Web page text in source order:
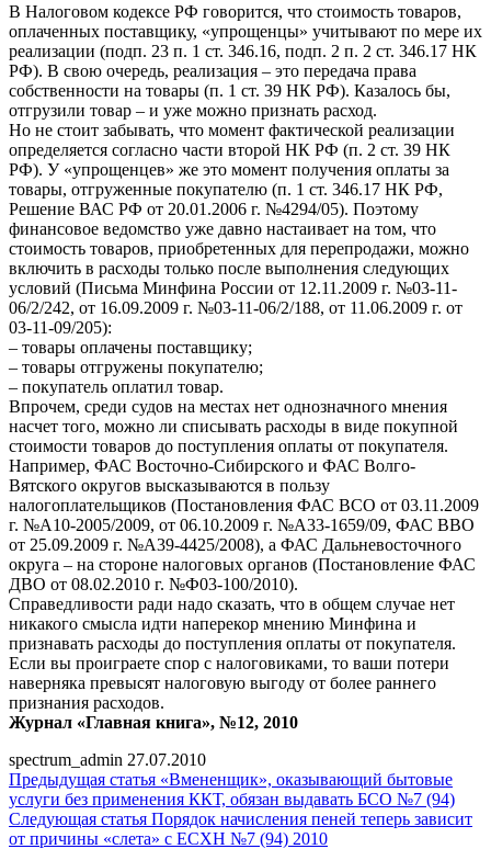
В Налоговом кодексе РФ говорится, что стоимость товаров,
оплаченных поставщику, «упрощенцы» учитывают по мере их
реализации (подп. 23 п. 1 ст. 346.16, подп. 2 п. 2 ст. 346.17 НК
РФ). В свою очередь, реализация – это передача права
собственности на товары (п. 1 ст. 39 НК РФ). Казалось бы,
отгрузили товар – и уже можно признать расход.
Но не стоит забывать, что момент фактической реализации
определяется согласно части второй НК РФ (п. 2 ст. 39 НК
РФ). У «упрощенцев» же это момент получения оплаты за
товары, отгруженные покупателю (п. 1 ст. 346.17 НК РФ,
Решение ВАС РФ от 20.01.2006 г. №4294/05). Поэтому
финансовое ведомство уже давно настаивает на том, что
стоимость товаров, приобретенных для перепродажи, можно
включить в расходы только после выполнения следующих
условий (Письма Минфина России от 12.11.2009 г. №03-11-
06/2/242, от 16.09.2009 г. №03-11-06/2/188, от 11.06.2009 г. от
03-11-09/205):
– товары оплачены поставщику;
– товары отгружены покупателю;
– покупатель оплатил товар.
Впрочем, среди судов на местах нет однозначного мнения
насчет того, можно ли списывать расходы в виде покупной
стоимости товаров до поступления оплаты от покупателя.
Например, ФАС Восточно-Сибирского и ФАС Волго-
Вятского округов высказываются в пользу
налогоплательщиков (Постановления ФАС ВСО от 03.11.2009
г. №А10-2005/2009, от 06.10.2009 г. №А33-1659/09, ФАС ВВО
от 25.09.2009 г. №А39-4425/2008), а ФАС Дальневосточного
округа – на стороне налоговых органов (Постановление ФАС
ДВО от 08.02.2010 г. №Ф03-100/2010).
Справедливости ради надо сказать, что в общем случае нет
никакого смысла идти наперекор мнению Минфина и
признавать расходы до поступления оплаты от покупателя.
Если вы проиграете спор с налоговиками, то ваши потери
наверняка превысят налоговую выгоду от более раннего
признания расходов.
Журнал «Главная книга», №12, 2010
spectrum_admin 27.07.2010
Предыдущая статья «Вмененщик», оказывающий бытовые
услуги без применения ККТ, обязан выдавать БСО №7 (94)
Следующая статья Порядок начисления пеней теперь зависит
от причины «слета» с ЕСХН №7 (94) 2010